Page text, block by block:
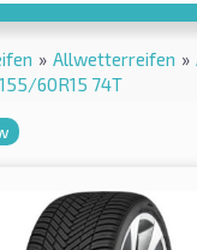
» Allwetterreifen »
60R15 74T